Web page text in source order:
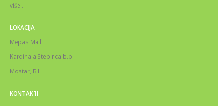
više…
LOKACIJA
Mepas Mall
Kardinala Stepinca b.b.
Mostar, BiH
KONTAKTI